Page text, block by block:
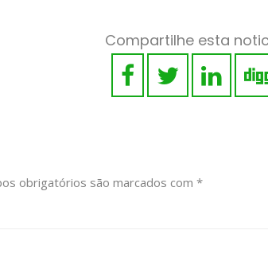
Compartilhe esta
obrigatórios são marcados com *